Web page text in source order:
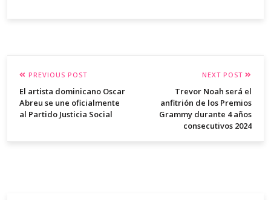
PREVIOUS POST
El artista dominicano Oscar
Abreu se une oficialmente
al Partido Justicia Social
NEXT POST
Trevor Noah será el
anfitrión de los Premios
Grammy durante 4 años
consecutivos 2024